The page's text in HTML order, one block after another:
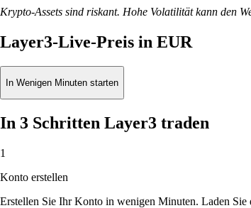
Krypto-Assets sind riskant. Hohe Volatilität kann den
Layer3-Live-Preis in EUR
In Wenigen Minuten starten
In 3 Schritten Layer3 traden
1
Konto erstellen
Erstellen Sie Ihr Konto in wenigen Minuten. Laden